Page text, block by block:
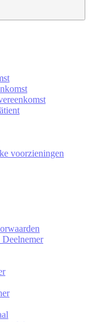
voorzieningen